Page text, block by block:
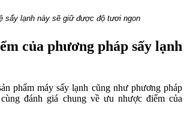
sấy lạnh này sẽ giữ được độ tươi ngon
của phương pháp sấy lạnh
phẩm máy sấy lạnh cũng như phương pháp
đánh giá chung về ưu nhược điểm của